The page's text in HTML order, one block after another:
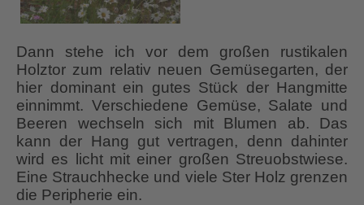
Dann stehe ich vor dem großen rustikalen
Holztor zum relativ neuen Gemüsegarten, der
hier dominant ein gutes Stück der Hangmitte
einnimmt. Verschiedene Gemüse, Salate und
Beeren wechseln sich mit Blumen ab. Das
kann der Hang gut vertragen, denn dahinter
wird es licht mit einer großen Streuobstwiese.
Eine Strauchhecke und viele Ster Holz grenzen
die Peripherie ein.